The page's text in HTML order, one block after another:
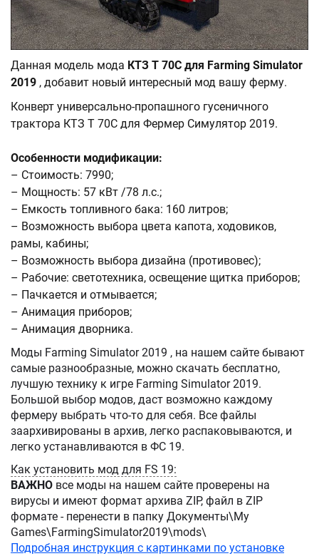
Данная модель мода КТЗ Т 70С для Farming Simulator
2019 , добавит новый интересный мод вашу ферму.
Конверт универсально-пропашного гусеничного
трактора КТЗ Т 70С для Фермер Симулятор 2019.
Особенности модификации:
– Стоимость: 7990;
– Мощность: 57 кВт /78 л.с.;
– Емкость топливного бака: 160 литров;
– Возможность выбора цвета капота, ходовиков,
рамы, кабины;
– Возможность выбора дизайна (противовес);
– Рабочие: светотехника, освещение щитка приборов;
– Пачкается и отмывается;
– Анимация приборов;
– Анимация дворника.
Моды Farming Simulator 2019 , на нашем сайте бывают
самые разнообразные, можно скачать бесплатно,
лучшую технику к игре Farming Simulator 2019.
Большой выбор модов, даст возможно каждому
фермеру выбрать что-то для себя. Все файлы
заархивированы в архив, легко распаковываются, и
легко устанавливаются в ФС 19.
Как установить мод для FS 19:
ВАЖНО все моды на нашем сайте проверены на
вирусы и имеют формат архива ZIP, файл в ZIP
формате - перенести в папку Документы\My
Games\FarmingSimulator2019\mods\
Подробная инструкция с картинками по установке